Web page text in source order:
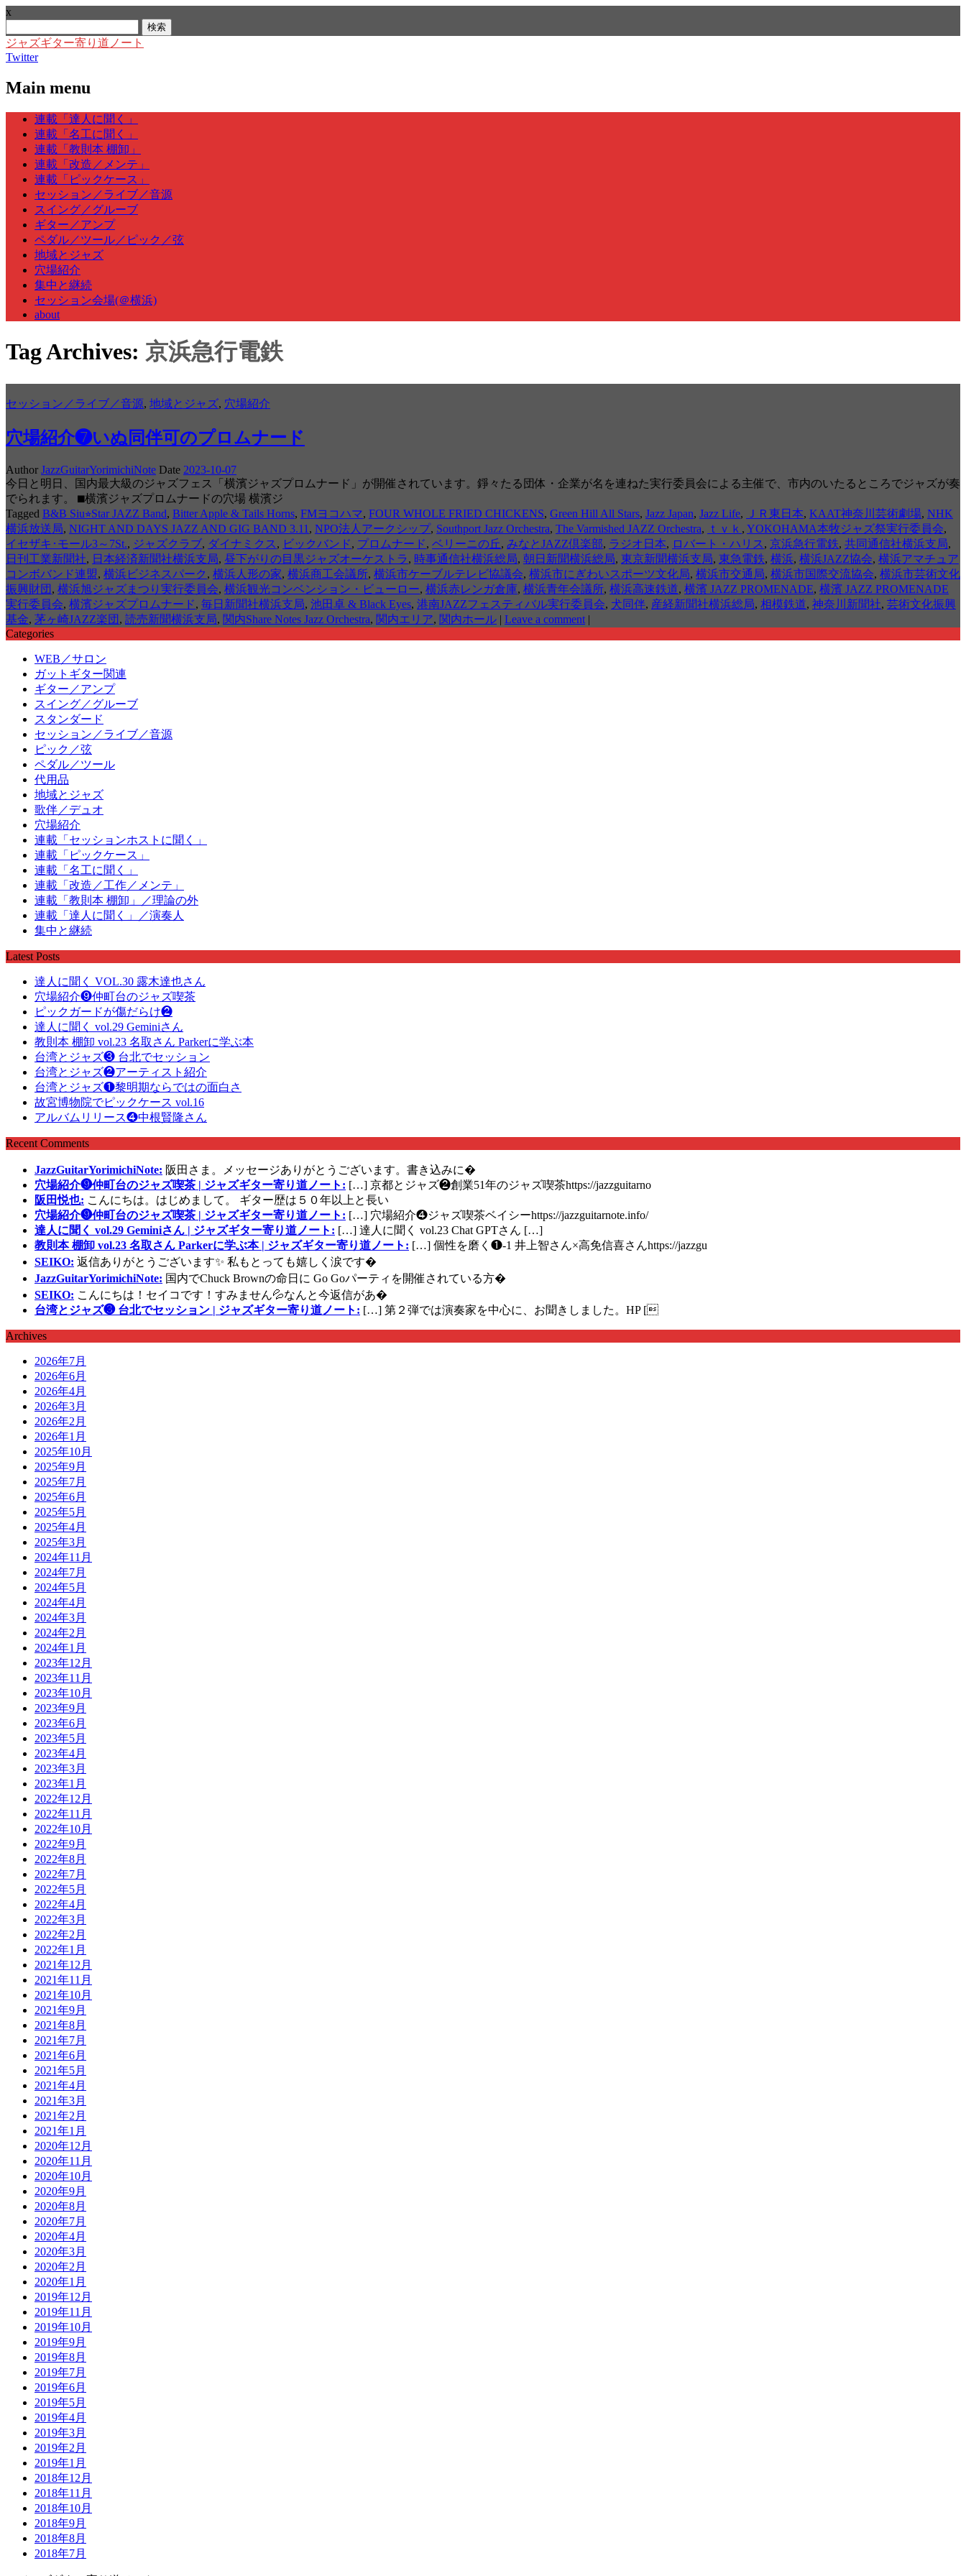
x
索:
ジャズギター寄り道ノート
Twitter
Main menu
Skip
content
連載「達人に聞く」
連載「名工に聞く」
連載「教則本 棚卸」
連載「改造／メンテ」
連載「ピックケース」
セッション／ライブ／音源
スイング／グルーブ
ギター／アンプ
ペダル／ツール／ピック／弦
地域とジャズ
穴場紹介
集中と継続
セッション会場(＠横浜)
about
Tag Archives: 京浜急行電鉄
セッション／ライブ／音源, 地域とジャズ, 穴場紹介
穴場紹介❼いぬ同伴可のプロムナード
Author JazzGuitarYorimichiNote Date 2023-10-07
今日と明日、国内最大級のジャズフェス「横濱ジャズプロムナード」が開催されています。錚々たる団体・企業が名を連ねた実行委員会による主催で、市内のいたるところでジャズが奏
でられます。 ⬛︎横濱ジャズプロムナードの穴場 横濱ジ
Tagged B&B Siu⭐︎Star JAZZ Band, Bitter Apple & Tails Horns, FMヨコハマ, FOUR WHOLE FRIED CHICKENS, Green Hill All Stars, Jazz Japan, Jazz Life, ＪＲ東日本, KAAT神奈川芸術劇場, NHK
横浜放送局, NIGHT AND DAYS JAZZ AND GIG BAND 3.11 , NPO法人アークシップ, Southport Jazz Orchestra, The Varmished JAZZ Orchestra, ｔｖｋ , YOKOHAMA本牧ジャズ祭実行委員会,
イセザキ･モール3～7St., ジャズクラブ, ダイナミクス , ビックバンド, プロムナード, ベリーニの丘, みなとJAZZ倶楽部, ラジオ日本, ロバート・ハリス , 京浜急行電鉄, 共同通信社横浜支局,
日刊工業新聞社, 日本経済新聞社横浜支局, 昼下がりの目黒ジャズオーケストラ, 時事通信社横浜総局, 朝日新聞横浜総局, 東京新聞横浜支局, 東急電鉄, 横浜, 横浜JAZZ協会, 横浜アマチュア
コンボバンド連盟, 横浜ビジネスパーク , 横浜人形の家, 横浜商工会議所, 横浜市ケーブルテレビ協議会, 横浜市にぎわいスポーツ文化局, 横浜市交通局, 横浜市国際交流協会, 横浜市芸術文化
振興財団 , 横浜旭ジャズまつり実行委員会, 横浜観光コンベンション・ビューロー, 横浜赤レンガ倉庫, 横浜青年会議所, 横浜高速鉄道, 横濱 JAZZ PROMENADE, 横濱 JAZZ PROMENADE
実行委員会, 横濱ジャズプロムナード, 毎日新聞社横浜支局, 池田卓 & Black Eyes, 港南JAZZフェスティバル実行委員会, 犬同伴, 産経新聞社横浜総局, 相模鉄道, 神奈川新聞社, 芸術文化振興
基金, 茅ヶ崎JAZZ楽団 , 読売新聞横浜支局, 関内Share Notes Jazz Orchestra, 関内エリア, 関内ホール | Leave a comment |
Categories
WEB／サロン
ガットギター関連
ギター／アンプ
スイング／グルーブ
スタンダード
セッション／ライブ／音源
ピック／弦
ペダル／ツール
代用品
地域とジャズ
歌伴／デュオ
穴場紹介
連載「セッションホストに聞く」
連載「ピックケース」
連載「名工に聞く」
連載「改造／工作／メンテ」
連載「教則本 棚卸」／理論の外
連載「達人に聞く」／演奏人
集中と継続
Latest Posts
達人に聞く VOL.30 露木達也さん
穴場紹介❾仲町台のジャズ喫茶
ピックガードが傷だらけ❷
達人に聞く vol.29 Geminiさん
教則本 棚卸 vol.23 名取さん Parkerに学ぶ本
台湾とジャズ❸ 台北でセッション
台湾とジャズ❷アーティスト紹介
台湾とジャズ❶黎明期ならではの面白さ
故宮博物院でピックケース vol.16
アルバムリリース❹中根賢隆さん
Recent Comments
JazzGuitarYorimichiNote: 阪田さま。メッセージありがとうございます。書き込みに�
穴場紹介❾仲町台のジャズ喫茶 | ジャズギター寄り道ノート: […] 京都とジャズ❷創業51年のジャズ喫茶https://jazzguitarno
阪田悦也: こんにちは。はじめまして。 ギター歴は５０年以上と長い
穴場紹介❾仲町台のジャズ喫茶 | ジャズギター寄り道ノート: […] 穴場紹介❹ジャズ喫茶ベイシーhttps://jazzguitarnote.info/
達人に聞く vol.29 Geminiさん | ジャズギター寄り道ノート: […] 達人に聞く vol.23 Chat GPTさん […]
教則本 棚卸 vol.23 名取さん Parkerに学ぶ本 | ジャズギター寄り道ノート: […] 個性を磨く❶-1 井上智さん×高免信喜さんhttps://jazzgu
SEIKO: 返信ありがとうございます✨ 私もとっても嬉しく涙です�
JazzGuitarYorimichiNote: 国内でChuck Brownの命日に Go Goパーティを開催されている方�
SEIKO: こんにちは！セイコです！すみません💦なんと今返信があ�
台湾とジャズ❸ 台北でセッション | ジャズギター寄り道ノート: […] 第２弾では演奏家を中心に、お聞きしました。HP [
Archives
2026年7月
2026年6月
2026年4月
2026年3月
2026年2月
2026年1月
2025年10月
2025年9月
2025年7月
2025年6月
2025年5月
2025年4月
2025年3月
2024年11月
2024年7月
2024年5月
2024年4月
2024年3月
2024年2月
2024年1月
2023年12月
2023年11月
2023年10月
2023年9月
2023年6月
2023年5月
2023年4月
2023年3月
2023年1月
2022年12月
2022年11月
2022年10月
2022年9月
2022年8月
2022年7月
2022年5月
2022年4月
2022年3月
2022年2月
2022年1月
2021年12月
2021年11月
2021年10月
2021年9月
2021年8月
2021年7月
2021年6月
2021年5月
2021年4月
2021年3月
2021年2月
2021年1月
2020年12月
2020年11月
2020年10月
2020年9月
2020年8月
2020年7月
2020年4月
2020年3月
2020年2月
2020年1月
2019年12月
2019年11月
2019年10月
2019年9月
2019年8月
2019年7月
2019年6月
2019年5月
2019年4月
2019年3月
2019年2月
2019年1月
2018年12月
2018年11月
2018年10月
2018年9月
2018年8月
2018年7月